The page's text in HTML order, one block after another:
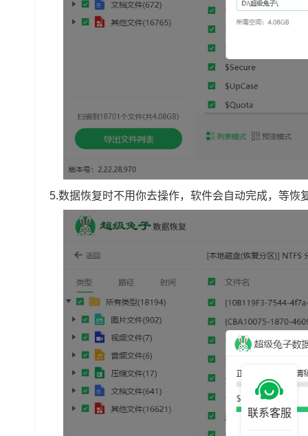
5.数据恢复时不用你去操作，软件会自动完成，等
联系客服